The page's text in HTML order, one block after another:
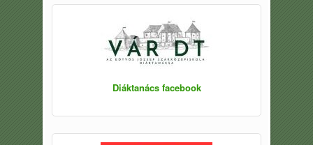
Diáktanács facebook